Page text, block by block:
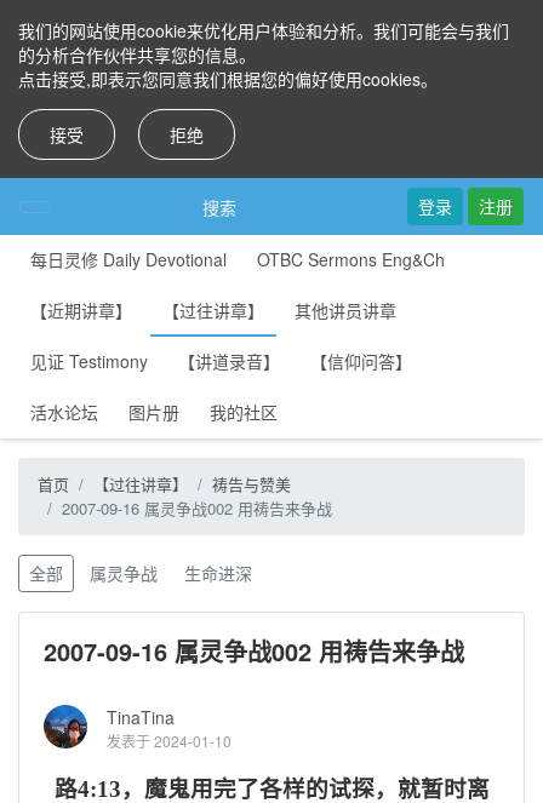
我们的网站使用cookie来优化用户体验和分析。我们可能会与我们
的分析合作伙伴共享您的信息。
点击接受,即表示您同意我们根据您的偏好使用cookies。
接受 拒绝
搜索 登录 注册
每日灵修 Daily Devotional OTBC Sermons Eng&Ch
【近期讲章】 【过往讲章】 其他讲员讲章
见证 Testimony 【讲道录音】 【信仰问答】
活水论坛 图片册 我的社区
首页 【过往讲章】
祷告与赞美
2007-09-16 属灵争战002 用祷告来争战
全部 属灵争战 生命进深
2007-09-16 属灵争战002 用祷告来争战
TinaTina
发表于 2024-01-10
路4:13，魔鬼用完了各样的试探，就暂时离